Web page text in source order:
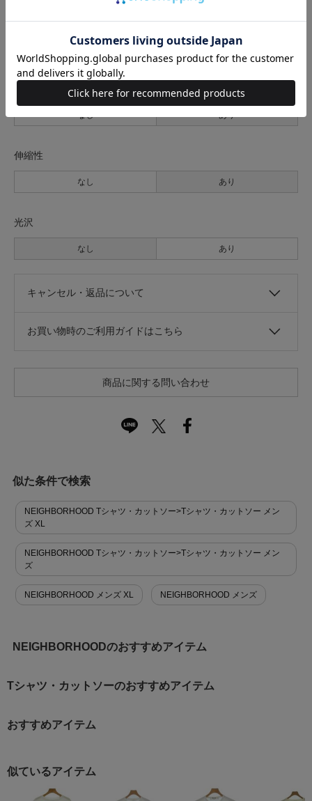
裏地
なし あり
伸縮性
なし あり
光沢
なし あり
キャンセル・返品について
お買い物時のご利用ガイドはこちら
商品に関する問い合わせ
似た条件で検索
NEIGHBORHOOD Tシャツ・カットソー>Tシャツ・カットソー メン
ズ XL
NEIGHBORHOOD Tシャツ・カットソー>Tシャツ・カットソー メン
ズ
NEIGHBORHOOD メンズ XL NEIGHBORHOOD メンズ
NEIGHBORHOODのおすすめアイテム
Tシャツ・カットソーのおすすめアイテム
おすすめアイテム